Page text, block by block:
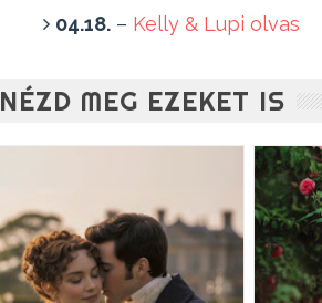
04.18.– Kelly & Lupi olvas
NÉZD MEG EZEKET IS